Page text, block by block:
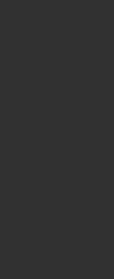
をわかりやすく解説
法を解説
やアプリから探す方法を
安・回線ごとの平均を
ない場合の対処法も紹介